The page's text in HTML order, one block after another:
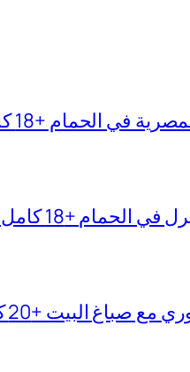
الحمام +18 كامل بجودة عالية
+18 كامل بدقة عالية
البيت +20 كامل بجودة عالية